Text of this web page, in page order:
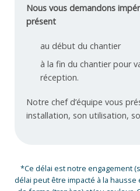
Nous vous demandons
présent
au début du chantier
à la fin du chantier pour
réception.
Notre chef d’équipe vous
installation, son utilisation,
*Ce délai est notre engagement
délai peut être impacté à la